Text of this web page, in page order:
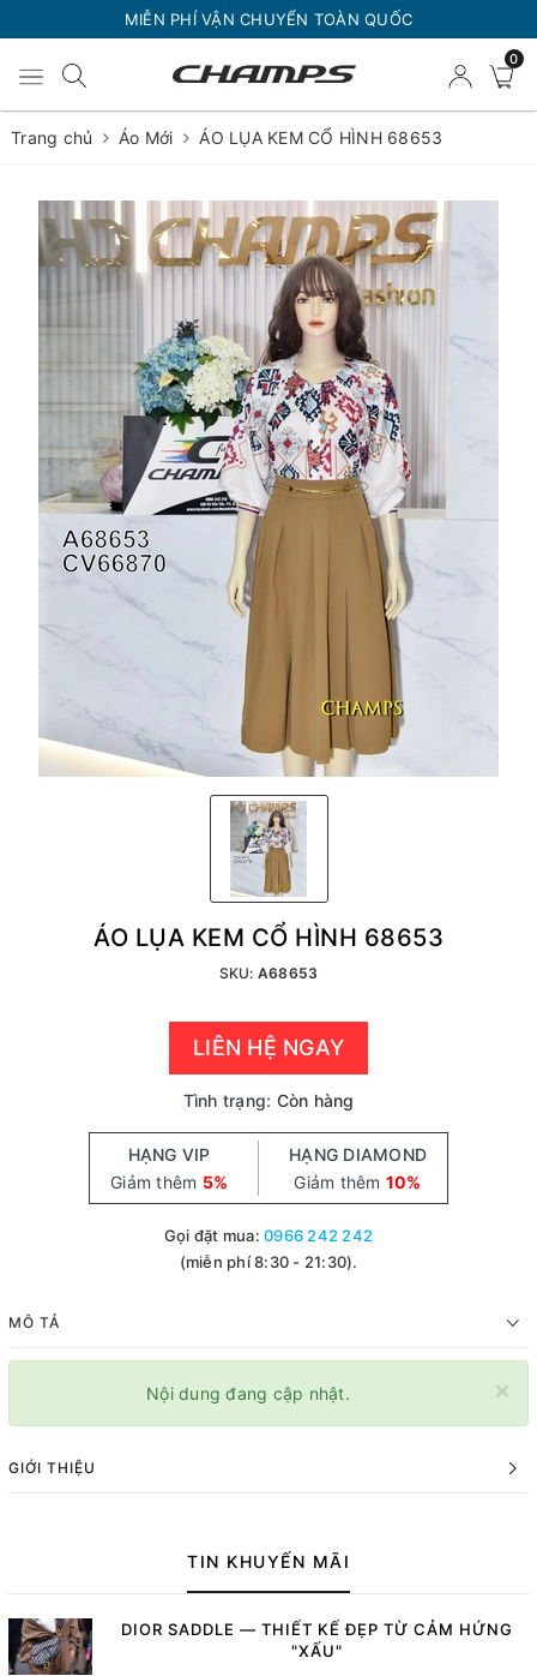
MIỄN PHÍ VẬN CHUYỂN TOÀN QUỐC
0
Trang chủ Áo Mới ÁO LỤA KEM CỔ HÌNH 68653
ÁO LỤA KEM CỔ HÌNH 68653
SKU: A68653
LIÊN HỆ NGAY
Tình trạng: Còn hàng
HẠNG VIP
Giảm thêm 5%
HẠNG DIAMOND
Giảm thêm 10%
Gọi đặt mua:0966 242 242
(miễn phí 8:30 - 21:30).
MÔ TẢ
×
Nội dung đang cập nhật.
GIỚI THIỆU
TIN KHUYẾN MÃI
DIOR SADDLE — THIẾT KẾ ĐẸP TỪ CẢM HỨNG
"XẤU"